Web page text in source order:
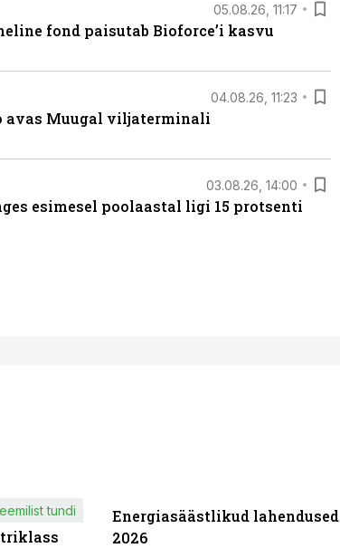
05.08.26, 11:17
fond paisutab Bioforce’i kasvu
04.08.26, 11:23
avas Muugal viljaterminali
03.08.26, 14:00
esimesel poolaastal ligi 15 protsenti
tundi
Energiasäästlikud lahendused
2026